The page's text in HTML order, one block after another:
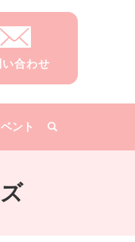
ント
い合わせ